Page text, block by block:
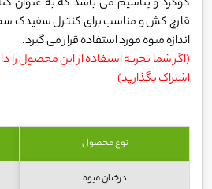
گوگرد و پتاسیم می باشد که به عنوان
قارچ کش و مناسب برای کنترل سفیدک
اندازه میوه مورد استفاده قرار می گیرد.
(اگر شما تجربه استفاده از این محصول را
اشتراک بگذارید)
نوع محصول
درختان میوه